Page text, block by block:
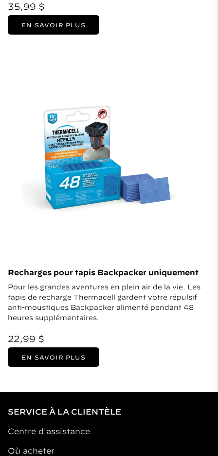
35,99 $
EN SAVOIR PLUS
Recharges pour tapis Backpacker uniquement
Pour les grandes aventures en plein air de la vie. Les
tapis de recharge Thermacell gardent votre répulsif
anti-moustiques Backpacker alimenté pendant 48
heures supplémentaires.
22,99 $
EN SAVOIR PLUS
SERVICE À LA CLIENTÈLE
Centre d'assistance
Où acheter